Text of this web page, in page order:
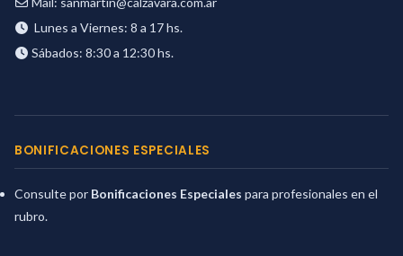
Lunes a Viernes: 8 a 17 hs.
Sábados: 8:30 a 12:30 hs.
BONIFICACIONES ESPECIALES
Consulte por Bonificaciones Especiales para profesionales en el
rubro.